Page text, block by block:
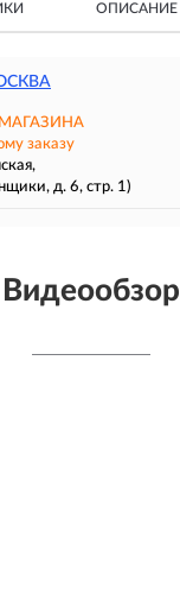
ОПИСАНИЕ
заказу
д. 6, стр. 1)
Видеообзор